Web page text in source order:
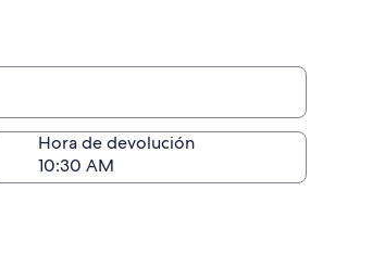
Hora de devolución